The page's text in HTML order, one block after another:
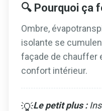
🔍 Pourquoi ça
Ombre,
isolante se
façade de chauffer
confort intérieur.
💡Le petit plus :